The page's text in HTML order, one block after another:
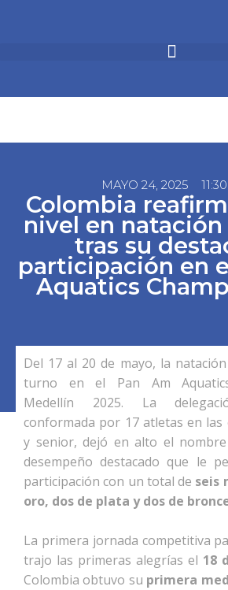
MAYO 24, 2025
Colombia
nivel en
tras su
participación en
Aquatics
Del 17 al 20 de mayo, la
turno en el Pan Am
Medellín 2025. La
conformada por 17 atletas en
y senior, dejó en alto el
desempeño destacado que le
participación con un total de seis
oro, dos de plata y dos de
La primera jornada competitiva
trajo las primeras alegrías el 18
Colombia obtuvo su primera